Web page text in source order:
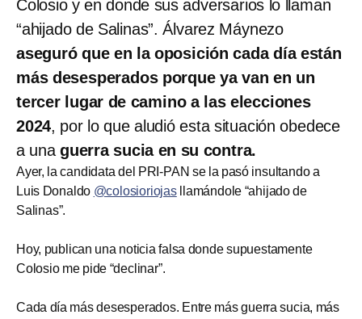
Colosio y en donde sus adversarios lo llaman
“ahijado de Salinas”. Álvarez Máynezo
aseguró que en la oposición cada día están
más desesperados porque ya van en un
tercer lugar de camino a las elecciones
2024, por lo que aludió esta situación obedece
a unaguerra sucia en su contra.
Ayer, la candidata del PRI-PAN se la pasó insultando a
Luis Donaldo @colosioriojasllamándole “ahijado de
Salinas”.
Hoy, publican una noticia falsa donde supuestamente
Colosio me pide “declinar”.
Cada día más desesperados. Entre más guerra sucia, más